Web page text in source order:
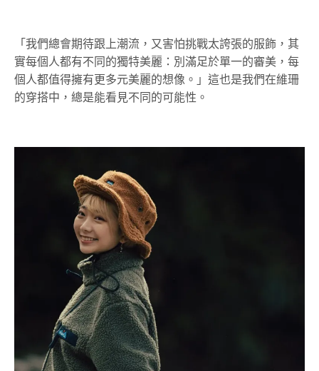
「我們總會期待跟上潮流，又害怕挑戰太誇張的服飾，其
實每個人都有不同的獨特美麗：別滿足於單一的審美，每
個人都值得擁有更多元美麗的想像。」這也是我們在維珊
的穿搭中，總是能看見不同的可能性。